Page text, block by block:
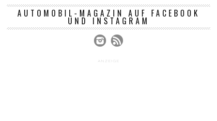
AUTOMOBIL-MAGAZIN AUF FACEBOOK
UND INSTAGRAM
ANZEIGE